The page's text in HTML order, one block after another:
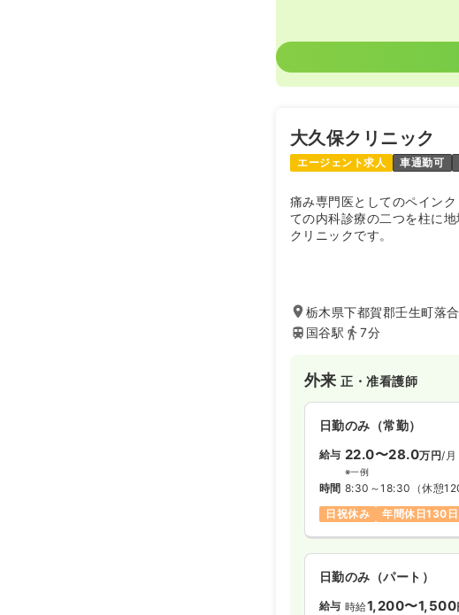
大久保クリニック
エージェント求人 車通勤可
痛み専門医としてのペイン
ての内科診療の二つを柱に
クリニックです。
栃木県下都賀郡壬生町落
国谷駅
7分
外来正・准看護師
日勤のみ（常勤）
給与 22.0〜28.0万円/月
※一例
時間 8:30～18:30 （休憩
日祝休み
年間休日130日
日勤のみ（パート）
給与 時給1,200〜1,500